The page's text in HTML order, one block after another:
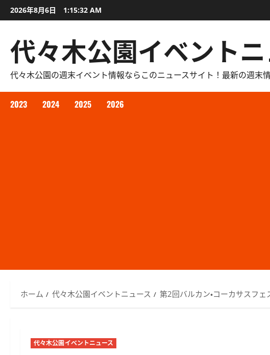
容
2026年8月6日 1:15:33 AM
代々木公園イベント
代々木公園の週末イベント情報ならこのニュースサイト！最新の週末
2023 2024 2025 2026
ホーム 代々木公園イベントニュース 第2回バルカン・コーカサスフェ
代々木公園イベントニュース